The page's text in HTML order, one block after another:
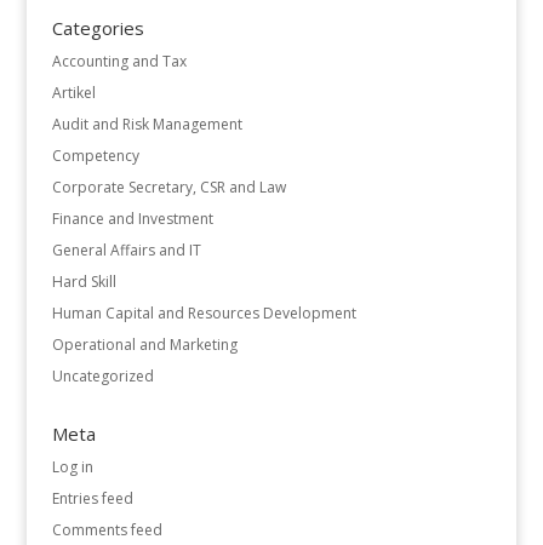
Categories
Accounting and Tax
Artikel
Audit and Risk Management
Competency
Corporate Secretary, CSR and Law
Finance and Investment
General Affairs and IT
Hard Skill
Human Capital and Resources Development
Operational and Marketing
Uncategorized
Meta
Log in
Entries feed
Comments feed